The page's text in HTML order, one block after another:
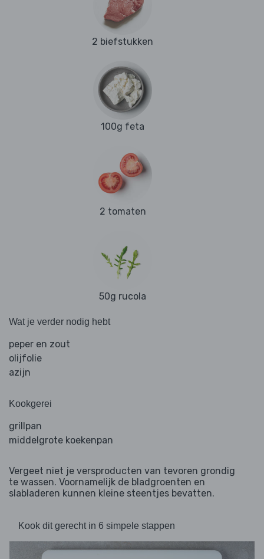
2 biefstukken
100g feta
2 tomaten
50g rucola
Wat je verder nodig hebt
peper en zout
olijfolie
azijn
Kookgerei
grillpan
middelgrote koekenpan
Vergeet niet je versproducten van tevoren grondig
te wassen. Voornamelijk de bladgroenten en
slabladeren kunnen kleine steentjes bevatten.
Kook dit gerecht in 6 simpele stappen